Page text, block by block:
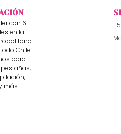
con 6
en la
Chile
para
más.